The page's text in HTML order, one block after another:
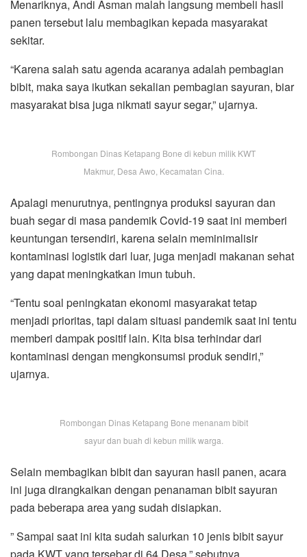
Menariknya, Andi Asman malah langsung membeli hasil
panen tersebut lalu membagikan kepada masyarakat
sekitar.
“Karena salah satu agenda acaranya adalah pembagian
bibit, maka saya ikutkan sekalian pembagian sayuran, biar
masyarakat bisa juga nikmati sayur segar,” ujarnya.
Rombongan Dinas Ketapang Bone di kebun milik KWT
Makmur, Desa Awo, Kecamatan Cina.
Apalagi menurutnya, pentingnya produksi sayuran dan
buah segar di masa pandemik Covid-19 saat ini memberi
keuntungan tersendiri, karena selain meminimalisir
kontaminasi logistik dari luar, juga menjadi makanan sehat
yang dapat meningkatkan imun tubuh.
“Tentu soal peningkatan ekonomi masyarakat tetap
menjadi prioritas, tapi dalam situasi pandemik saat ini tentu
memberi dampak positif lain. Kita bisa terhindar dari
kontaminasi dengan mengkonsumsi produk sendiri,”
ujarnya.
Rombongan Dinas Ketapang Bone menanam bibit
sayur dan buah di kebun milik warga.
Selain membagikan bibit dan sayuran hasil panen, acara
ini juga dirangkaikan dengan penanaman bibit sayuran
pada beberapa area yang sudah disiapkan.
” Sampai saat ini kita sudah salurkan 10 jenis bibit sayur
pada KWT yang tersebar di 64 Desa,” sebutnya.